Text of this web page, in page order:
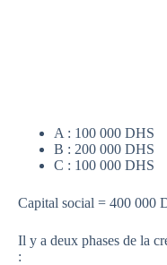
A : 100 000 DHS
B : 200 000 DHS
C : 100 000 DHS
Capital social = 400 000
Il y a deux phases de la
: